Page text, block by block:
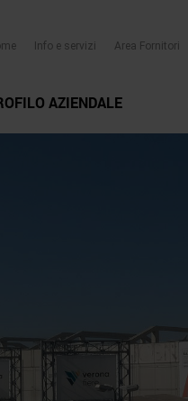
Info e servizi Area Fornitori
AZIENDALE